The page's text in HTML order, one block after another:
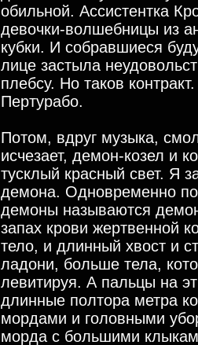
обильной. Ассистентка
девочки-волшебницы из
кубки. И собравшиеся
лице застыла
плебсу. Но таков
Пертурабо.
Потом, вдруг музыка,
исчезает, демон-козел и
тусклый красный свет. Я
демона. Одновременно
демоны называются
запах крови жертвенной
тело, и длинный хвост и
ладони, больше тела,
левитируя. А пальцы на
длинные полтора метра
мордами и головными
морда с большими